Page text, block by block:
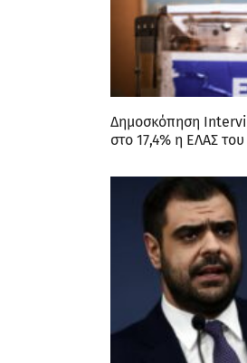
Δημοσκόπηση
στο 17,4% η ΕΛΑΣ